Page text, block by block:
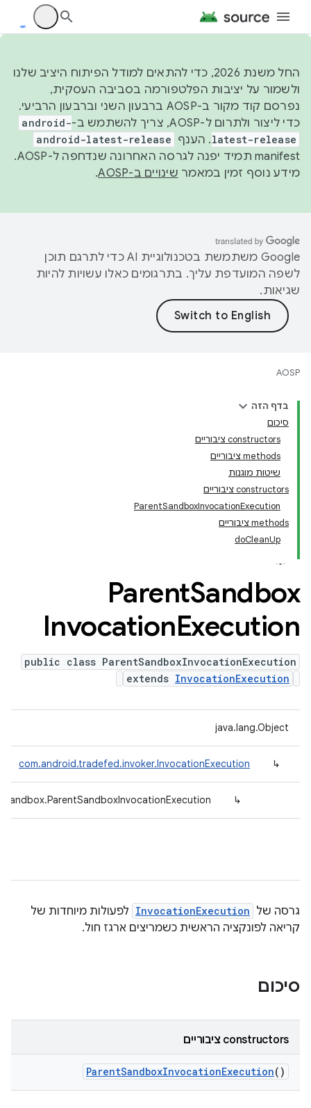
החל משנת 2026, כדי להתאים למודל הפיתוח היציב שלנו
ולשמור על יציבות הפלטפורמה בסביבה העסקית,
נפרסם קוד מקור ב-AOSP ברבעון השני וברבעון הרביעי.
כדי ליצור ולתרום ל-AOSP, צריך להשתמש ב-
android-
latest-release. הענף android-latest-release
manifest תמיד יפנה לגרסה האחרונה שנדחפה ל-AOSP.
מידע נוסף זמין במאמר שינויים ב-AOSP .
‫Google משתמשת בטכנולוגיית AI כדי לתרגם תוכן
לשפה המועדפת עליך. בתרגומים כאלו עשויות להיות
שגיאות.
AOSP
בדף הזה
סיכום
‫constructors ציבוריים
‫methods ציבוריים
שיטות מוגנות
‫constructors ציבוריים
ParentSandboxInvocationExecution
‫methods ציבוריים
doCleanUp
ParentSandbox
InvocationExecution
public class ParentSandboxInvocationExecution
extends InvocationExecution
java.lang.Object
↳
com.android.tradefed.invoker.InvocationExecution
↳
גרסה של InvocationExecution לפעולות מיוחדות של
קריאה לפונקציה הראשית כשמריצים ארגז חול.
סיכום
‫constructors ציבוריים
ParentSandboxInvocationExecution()